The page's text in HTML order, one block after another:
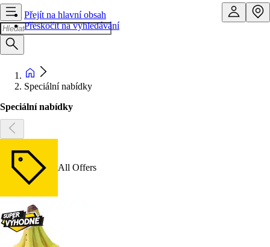
Přejít na hlavní obsah
Přeskočit na vyhledávání
Speciální nabídky
Speciální nabídky
All Offers